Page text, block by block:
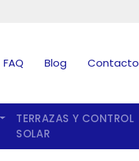
FAQ Blog Contacto
TERRAZAS Y CONTROL
SOLAR